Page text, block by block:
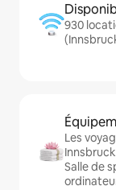
930
Les
Salle de